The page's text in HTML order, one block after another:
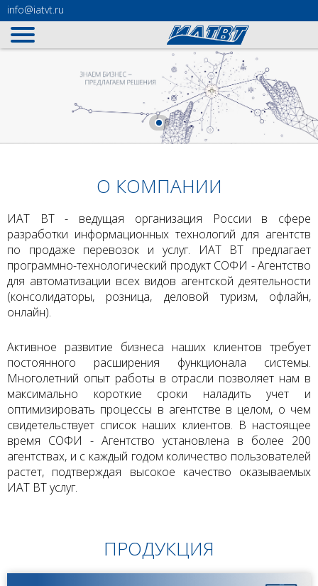
О КОМПАНИИ
ИАТ ВТ - ведущая организация России в сфере
разработки информационных технологий для агентств
по продаже перевозок и услуг. ИАТ ВТ предлагает
программно-технологический продукт СОФИ - Агентство
для автоматизации всех видов агентской деятельности
(консолидаторы, розница, деловой туризм, офлайн,
онлайн).
Активное развитие бизнеса наших клиентов требует
постоянного расширения функционала системы.
Многолетний опыт работы в отрасли позволяет нам в
максимально короткие сроки наладить учет и
оптимизировать процессы в агентстве в целом, о чем
свидетельствует список наших клиентов. В настоящее
время СОФИ - Агентство установлена в более 200
агентствах, и с каждый годом количество пользователей
растет, подтверждая высокое качество оказываемых
ИАТ ВТ услуг.
ПРОДУКЦИЯ
info@iatvt.ru